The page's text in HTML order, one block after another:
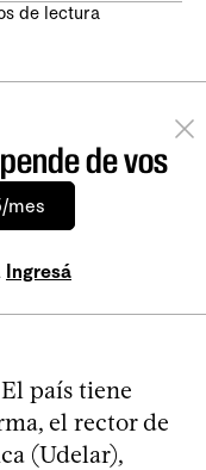
de lectura
de vos
mes
Ingresá
país tiene
el rector de
(Udelar),